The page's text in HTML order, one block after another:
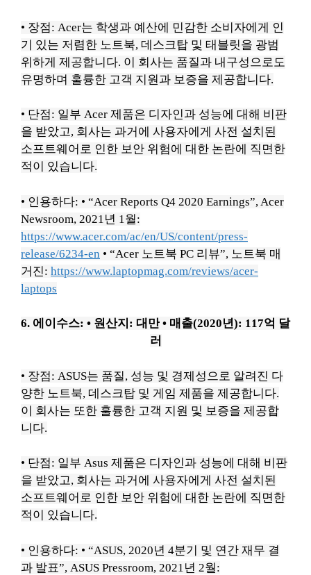
• 장점: Acer는 학생과 예산에 민감한 소비자에게 인
기 있는 저렴한 노트북, 데스크탑 및 태블릿을 광범
위하게 제공합니다. 이 회사는 품질과 내구성으로도
유명하며 훌륭한 고객 지원과 보증을 제공합니다.
• 단점: 일부 Acer 제품은 디자인과 성능에 대해 비판
을 받았고, 회사는 과거에 사용자에게 사전 설치된
소프트웨어로 인한 보안 위험에 대한 논란에 직면한
적이 있습니다.
• 인용하다: • “Acer Reports Q4 2020 Earnings”, Acer
Newsroom, 2021년 1월:
https://www.acer.com/ac/en/US/content/press-
release/6234-en • “Acer 노트북 PC 리뷰”, 노트북 매
거진: https://www.laptopmag.com/reviews/acer-
laptops
6. 에이수스: • 원산지: 대만 • 매출(2020년): 117억 달
러
• 장점: ASUS는 품질, 성능 및 경제성으로 알려진 다
양한 노트북, 데스크탑 및 게임 제품을 제공합니다.
이 회사는 또한 훌륭한 고객 지원 및 보증을 제공합
니다.
• 단점: 일부 Asus 제품은 디자인과 성능에 대해 비판
을 받았고, 회사는 과거에 사용자에게 사전 설치된
소프트웨어로 인한 보안 위험에 대한 논란에 직면한
적이 있습니다.
• 인용하다: • “ASUS, 2020년 4분기 및 연간 재무 결
과 발표”, ASUS Pressroom, 2021년 2월: